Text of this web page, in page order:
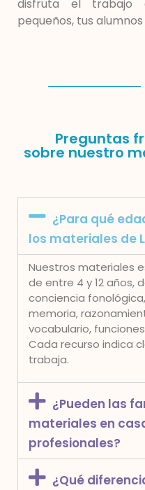
disfruta el trabajo
pequeños, tus
Preguntas
sobre nuestro
¿Para qué
los materiales de
Nuestros materiales
de entre 4 y 12 años,
conciencia
memoria,
vocabulario,
Cada recurso indica
trabaja.
¿Pueden las
materiales en
profesionales?
¿Qué